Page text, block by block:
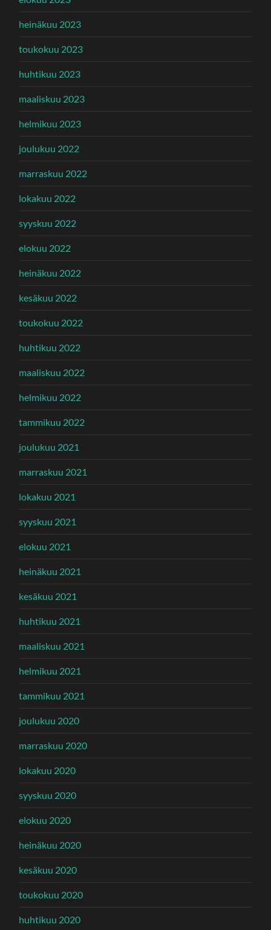
heinäkuu 2023
toukokuu 2023
huhtikuu 2023
maaliskuu 2023
helmikuu 2023
joulukuu 2022
marraskuu 2022
lokakuu 2022
syyskuu 2022
elokuu 2022
heinäkuu 2022
kesäkuu 2022
toukokuu 2022
huhtikuu 2022
maaliskuu 2022
helmikuu 2022
tammikuu 2022
joulukuu 2021
marraskuu 2021
lokakuu 2021
syyskuu 2021
elokuu 2021
heinäkuu 2021
kesäkuu 2021
huhtikuu 2021
maaliskuu 2021
helmikuu 2021
tammikuu 2021
joulukuu 2020
marraskuu 2020
lokakuu 2020
syyskuu 2020
elokuu 2020
heinäkuu 2020
kesäkuu 2020
toukokuu 2020
huhtikuu 2020